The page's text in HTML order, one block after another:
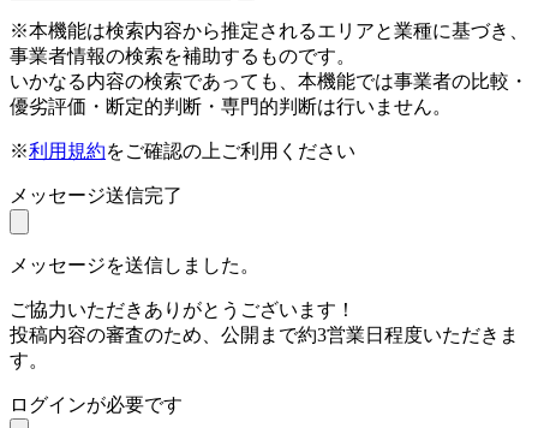
※本機能は検索内容から推定されるエリアと業種に基づき、
事業者情報の検索を補助するものです。
いかなる内容の検索であっても、本機能では事業者の比較・
優劣評価・断定的判断・専門的判断は行いません。
※利用規約をご確認の上ご利用ください
メッセージ送信完了
メッセージを送信しました。
ご協力いただきありがとうございます！
投稿内容の審査のため、公開まで約3営業日程度いただきま
す。
ログインが必要です